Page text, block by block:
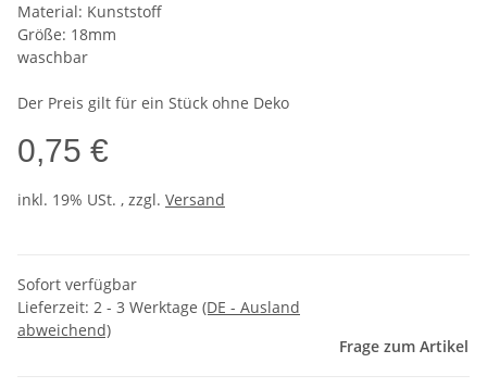
Material: Kunststoff
Größe: 18mm
waschbar
Der Preis gilt für ein Stück ohne Deko
0,75 €
inkl. 19% USt. , zzgl. Versand
Sofort verfügbar
Lieferzeit: 2 - 3 Werktage (DE - Ausland
abweichend)
Frage zum Artikel